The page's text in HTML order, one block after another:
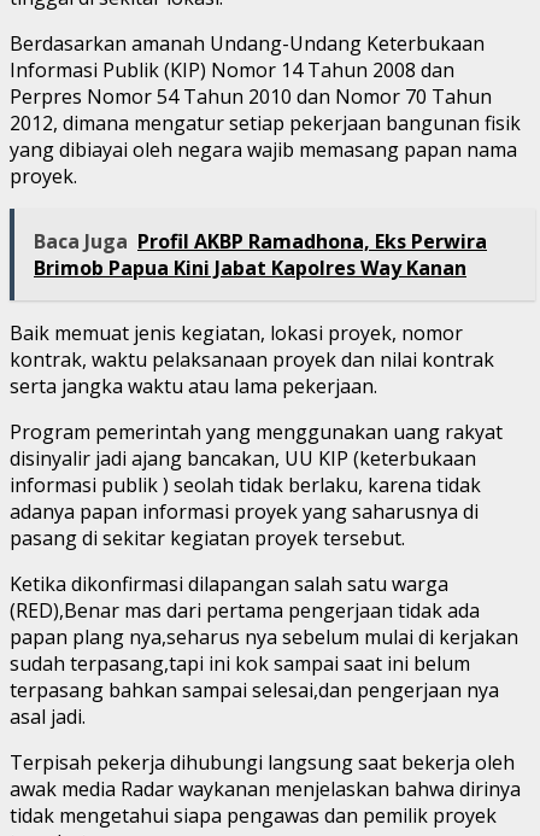
Berdasarkan amanah Undang-Undang Keterbukaan
Informasi Publik (KIP) Nomor 14 Tahun 2008 dan
Perpres Nomor 54 Tahun 2010 dan Nomor 70 Tahun
2012, dimana mengatur setiap pekerjaan bangunan fisik
yang dibiayai oleh negara wajib memasang papan nama
proyek.
Baca Juga Profil AKBP Ramadhona, Eks Perwira
Brimob Papua Kini Jabat Kapolres Way Kanan
Baik memuat jenis kegiatan, lokasi proyek, nomor
kontrak, waktu pelaksanaan proyek dan nilai kontrak
serta jangka waktu atau lama pekerjaan.
Program pemerintah yang menggunakan uang rakyat
disinyalir jadi ajang bancakan, UU KIP (keterbukaan
informasi publik ) seolah tidak berlaku, karena tidak
adanya papan informasi proyek yang saharusnya di
pasang di sekitar kegiatan proyek tersebut.
Ketika dikonfirmasi dilapangan salah satu warga
(RED),Benar mas dari pertama pengerjaan tidak ada
papan plang nya,seharus nya sebelum mulai di kerjakan
sudah terpasang,tapi ini kok sampai saat ini belum
terpasang bahkan sampai selesai,dan pengerjaan nya
asal jadi.
Terpisah pekerja dihubungi langsung saat bekerja oleh
awak media Radar waykanan menjelaskan bahwa dirinya
tidak mengetahui siapa pengawas dan pemilik proyek